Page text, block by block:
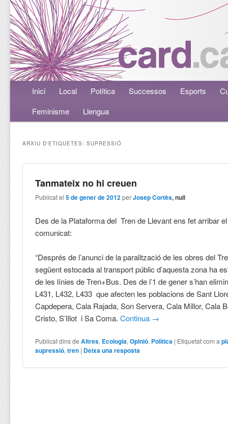
Menú principalAneu al contingut principal
Aneu al contingut secundari
Inici Local Política Successos Esports
Feminisme
Llengua
ARXIU D'ETIQUETES:SUPRESSIÓ
Tanmateix no hi creuen
Publicat el5 de gener de 2012 perJosep Cortès, null
Des de la Plataforma del Tren de Llevant ens fet arribar
comunicat:
“Després de l’anunci de la paralització de les obres del
següent estocada al transport públic d’aquesta zona ha
de les línies de Tren+Bus. Des de l’1 de gener s’han
L431, L432, L433 que afecten les poblacions de Sant
Capdepera, Cala Rajada, Son Servera, Cala Millor, Cala
Cristo, S’Illot i Sa Coma.Continua →
Publicat dins de Altres, Ecologia,Opinió, Política | Etiquetat com a
supressió,tren | Deixa una resposta